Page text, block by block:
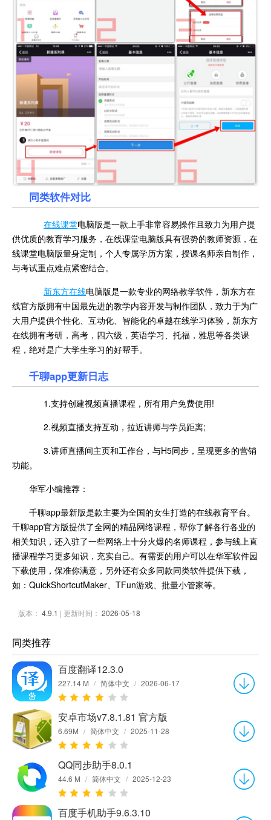
同类软件对比
在线课堂电脑版是一款上手非常容易操作且致力为用户提
供优质的教育学习服务，在线课堂电脑版具有强势的教师资源，在
线课堂电脑版量身定制，个人专属学历方案，授课名师亲自制作，
与考试重点难点紧密结合。
新东方在线电脑版是一款专业的网络教学软件，新东方在
线官方版拥有中国最先进的教学内容开发与制作团队，致力于为广
大用户提供个性化、互动化、智能化的卓越在线学习体验，新东方
在线拥有考研，高考，四六级，英语学习、托福，雅思等各类课
程，绝对是广大学生学习的好帮手。
千聊app更新日志
1.支持创建视频直播课程，所有用户免费使用!
2.视频直播支持互动，拉近讲师与学员距离;
3.讲师直播间主页和工作台，与H5同步，呈现更多的营销
功能。
华军小编推荐：
千聊app最新版是款主要为全国的女生打造的在线教育平台。
千聊app官方版提供了全网的精品网络课程，帮你了解各行各业的
相关知识，还入驻了一些网络上十分火爆的名师课程，参与线上直
播课程学习更多知识，充实自己。有需要的用户可以在华军软件园
下载使用，保准你满意，另外还有众多同款同类软件提供下载，
如：QuickShortcutMaker、TFun游戏、批量小管家等。
版本： 4.9.1 | 更新时间： 2026-05-18
同类推荐
百度翻译12.3.0
227.14 M / 简体中文 / 2026-06-17
安卓市场v7.8.1.81 官方版
6.69M / 简体中文 / 2025-11-28
QQ同步助手8.0.1
44.6 M / 简体中文 / 2025-12-23
百度手机助手9.6.3.10